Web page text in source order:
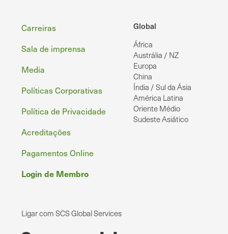
Global
África
Austrália / NZ
Europa
China
Índia / Sul da Ásia
América Latina
Oriente Médio
Sudeste Asiático
Rodapé
Carreiras
Sala de imprensa
Media
Políticas Corporativas
Política de Privacidade
Acreditações
Pagamentos Online
Login de Membro
Ligar com SCS Global Services